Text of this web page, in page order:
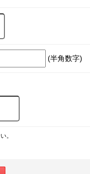
(半角数字)
。